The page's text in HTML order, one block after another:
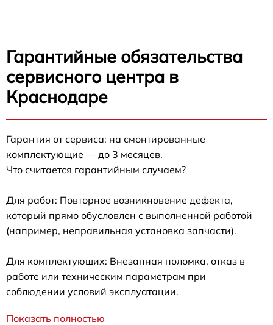
Гарантийные обязательства
сервисного центра в
Краснодаре
Гарантия от сервиса: на смонтированные
комплектующие — до 3 месяцев.
Что считается гарантийным случаем?
Для работ: Повторное возникновение дефекта,
который прямо обусловлен с выполненной работой
(например, неправильная установка запчасти).
Для комплектующих: Внезапная поломка, отказ в
работе или техническим параметрам при
соблюдении условий эксплуатации.
Показать полностью